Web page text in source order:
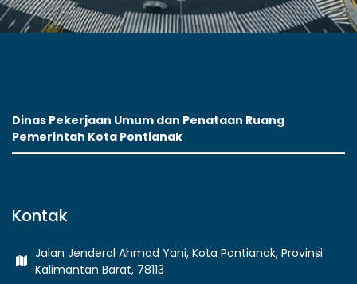
Dinas Pekerjaan Umum dan Penataan Ruang
Pemerintah Kota Pontianak
Kontak
Jalan Jenderal Ahmad Yani, Kota Pontianak, Provinsi
Kalimantan Barat, 78113